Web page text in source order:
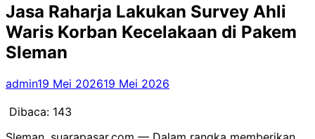
Jasa Raharja Lakukan Survey Ahli
Waris Korban Kecelakaan di Pakem
Sleman
admin19 Mei 202619 Mei 2026
Dibaca: 143